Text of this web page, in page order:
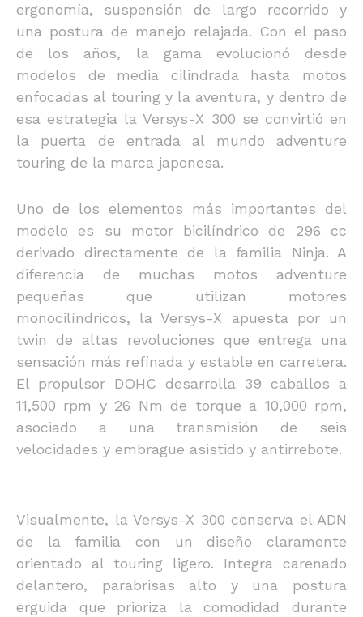
ergonomía, suspensión de largo recorrido y
una postura de manejo relajada. Con el paso
de los años, la gama evolucionó desde
modelos de media cilindrada hasta motos
enfocadas al touring y la aventura, y dentro de
esa estrategia la Versys-X 300 se convirtió en
la puerta de entrada al mundo adventure
touring de la marca japonesa.
Uno de los elementos más importantes del
modelo es su motor bicilíndrico de 296 cc
derivado directamente de la familia Ninja. A
diferencia de muchas motos adventure
pequeñas que utilizan motores
monocilíndricos, la Versys-X apuesta por un
twin de altas revoluciones que entrega una
sensación más refinada y estable en carretera.
El propulsor DOHC desarrolla 39 caballos a
11,500 rpm y 26 Nm de torque a 10,000 rpm,
asociado a una transmisión de seis
velocidades y embrague asistido y antirrebote.
Visualmente, la Versys-X 300 conserva el ADN
de la familia con un diseño claramente
orientado al touring ligero. Integra carenado
delantero, parabrisas alto y una postura
erguida que prioriza la comodidad durante